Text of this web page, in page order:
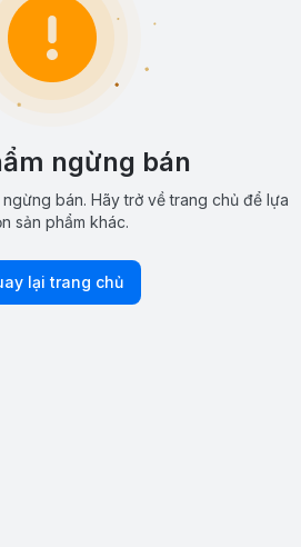
ngừng bán
bán. Hãy trở về trang chủ để lựa
sản phẩm khác.
lại trang chủ